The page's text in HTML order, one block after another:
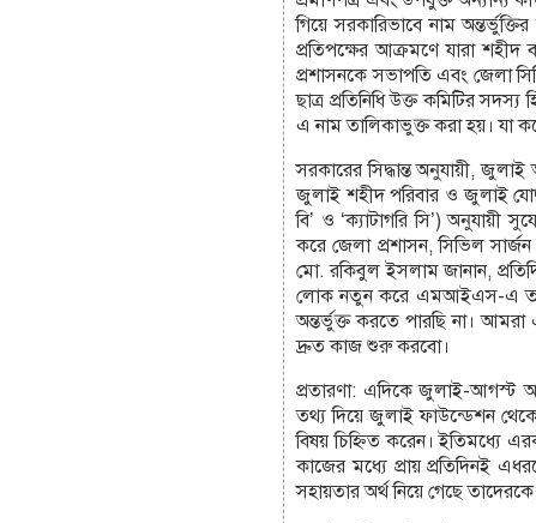
গিয়ে সরকারিভাবে নাম
প্রতিপক্ষের আক্রমণে যারা
প্রশাসনকে সভাপতি এবং জেলা
ছাত্র প্রতিনিধি উক্ত কমিটির
এ নাম তালিকাভুক্ত করা হয়। যা
সরকারের সিদ্ধান্ত অনুযায়ী,
জুলাই শহীদ পরিবার ও জুলাই
বি’ ও ‘ক্যাটাগরি সি’)
করে জেলা প্রশাসন, সিভিল
মো. রকিবুল ইসলাম জানান,
লোক নতুন করে এমআইএস-এ
অন্তর্ভুক্ত করতে পারছি না। আমরা
দ্রুত কাজ শুরু করবো।
প্রতারণা: এদিকে জুলাই-আগস্ট
তথ্য দিয়ে জুলাই ফাউন্ডেশন থেকে
বিষয় চিহ্নিত করেন। ইতিমধ্যে
কাজের মধ্যে প্রায় প্রতিদিনই
সহায়তার অর্থ নিয়ে গেছে